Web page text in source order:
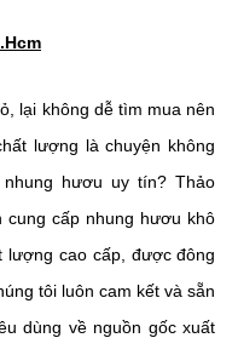
lại không dễ tìm mua nên
lượng là chuyện không
nhung hươu uy tín? Thảo
cấp nhung hươu khô
lượng cao cấp, được đông
tôi luôn cam kết và sẵn
dùng về nguồn gốc xuất